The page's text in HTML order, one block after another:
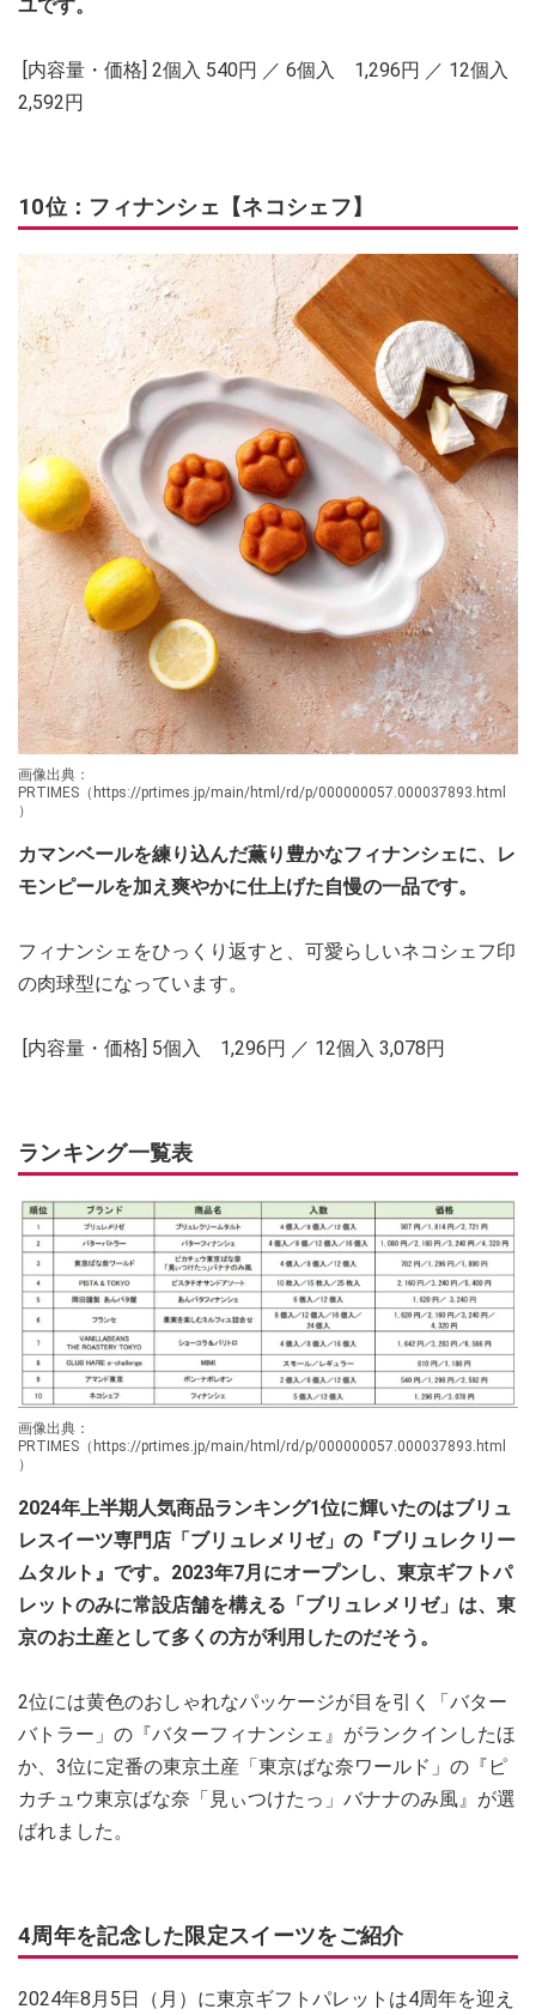
ユです。
[内容量・価格] 2個入 540円 ／ 6個入 1,296円 ／ 12個入
2,592円
10位：フィナンシェ【ネコシェフ】
画像出典：
PRTIMES（https://prtimes.jp/main/html/rd/p/000000057.000037893.html
）
カマンベールを練り込んだ薫り豊かなフィナンシェに、レ
モンピールを加え爽やかに仕上げた自慢の一品です。
フィナンシェをひっくり返すと、可愛らしいネコシェフ印
の肉球型になっています。
[内容量・価格] 5個入 1,296円 ／ 12個入 3,078円
ランキング一覧表
画像出典：
PRTIMES（https://prtimes.jp/main/html/rd/p/000000057.000037893.html
）
2024年上半期人気商品ランキング1位に輝いたのはブリュ
レスイーツ専門店「ブリュレメリゼ」の『ブリュレクリー
ムタルト』です。2023年7月にオープンし、東京ギフトパ
レットのみに常設店舗を構える「ブリュレメリゼ」は、東
京のお土産として多くの方が利用したのだそう。
2位には黄色のおしゃれなパッケージが目を引く「バター
バトラー」の『バターフィナンシェ』がランクインしたほ
か、3位に定番の東京土産「東京ばな奈ワールド」の『ピ
カチュウ東京ばな奈「見ぃつけたっ」バナナのみ風』が選
ばれました。
4周年を記念した限定スイーツをご紹介
2024年8月5日（月）に東京ギフトパレットは4周年を迎え